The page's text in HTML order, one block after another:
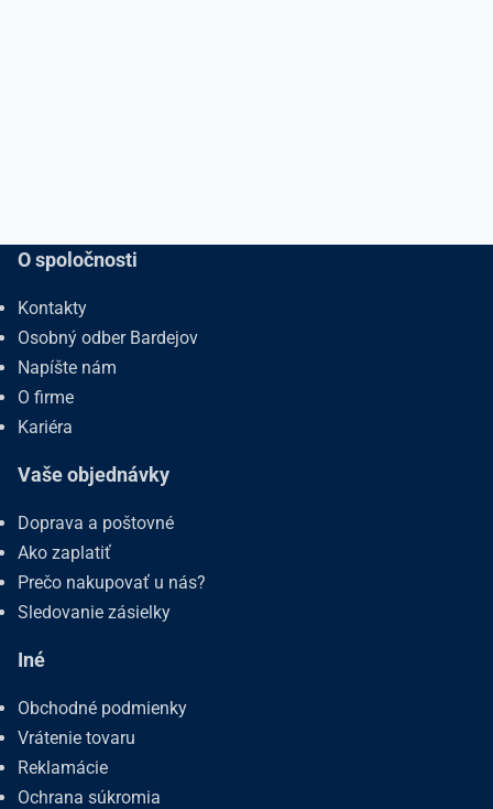
O spoločnosti
Kontakty
Osobný odber Bardejov
Napíšte nám
O firme
Kariéra
Vaše objednávky
Doprava a poštovné
Ako zaplatiť
Prečo nakupovať u nás?
Sledovanie zásielky
Iné
Obchodné podmienky
Vrátenie tovaru
Reklamácie
Ochrana súkromia